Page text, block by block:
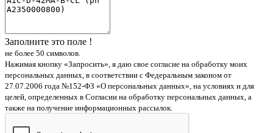
Заполните это поле !
не более 50 символов.
Нажимая кнопку «Запросить», я даю свое согласие на обработку моих
персональных данных, в соответствии с Федеральным законом от
27.07.2006 года №152-ФЗ «О персональных данных», на условиях и для
целей, определенных в Согласии на обработку персональных данных, а
также на получение информационных рассылок.